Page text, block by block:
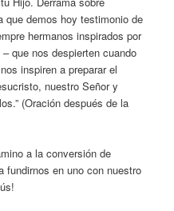
que demos hoy testimonio de
hermanos inspirados por
que nos despierten cuando
inspiren a preparar el
nuestro Señor y
(Oración después de la
a la conversión de
fundirnos en uno con nuestro